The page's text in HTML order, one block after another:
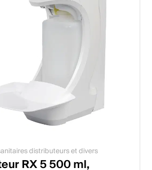
distributeurs et divers
RX 5 500 ml,